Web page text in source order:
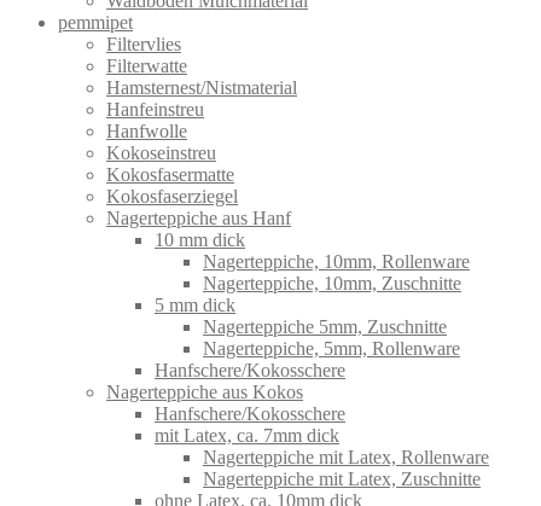
pemmipet
Filtervlies
Filterwatte
Hamsternest/Nistmaterial
Hanfeinstreu
Hanfwolle
Kokoseinstreu
Kokosfasermatte
Kokosfaserziegel
Nagerteppiche aus Hanf
10 mm dick
Nagerteppiche, 10mm, Rollenware
Nagerteppiche, 10mm, Zuschnitte
5 mm dick
Nagerteppiche 5mm, Zuschnitte
Nagerteppiche, 5mm, Rollenware
Hanfschere/Kokosschere
Nagerteppiche aus Kokos
Hanfschere/Kokosschere
mit Latex, ca. 7mm dick
Nagerteppiche mit Latex, Rollenware
Nagerteppiche mit Latex, Zuschnitte
ohne Latex, ca. 10mm dick